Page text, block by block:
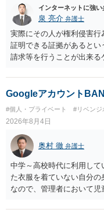
し、よってわいせつの目
二年以下の拘禁刑又は百万
インターネットに強い
泉 亮介 弁護士
実際にその人が権利侵害
証明できる証拠があると
請求等を行うことが出来
に個別に相談されると良い
Googleアカウント
#個人・プライベート #リベンジ
2026年8月4日
奥村 徹 弁護士
中学～高校時代に利用し
た衣服を着ていない自分
なので、管理者において